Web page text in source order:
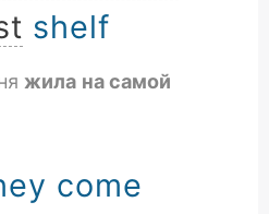
shelf
жила на самой
come